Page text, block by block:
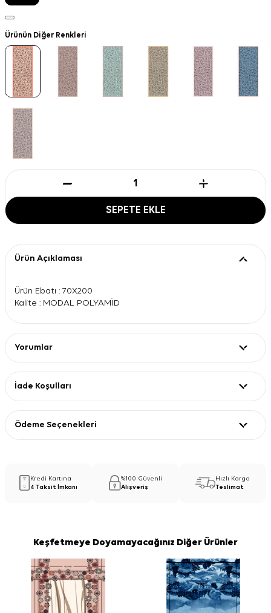
Ürünün Diğer Renkleri
SEPETE EKLE
Ürün Açıklaması
Ürün Ebatı : 70X200
Kalite : MODAL POLYAMİD
Yorumlar
İade Koşulları
Ödeme Seçenekleri
Kredi Kartına
4 Taksit İmkanı
%100 Güvenli
Alışveriş
Hızlı Kargo
Teslimat
Keşfetmeye Doyamayacağınız Diğer Ürünler